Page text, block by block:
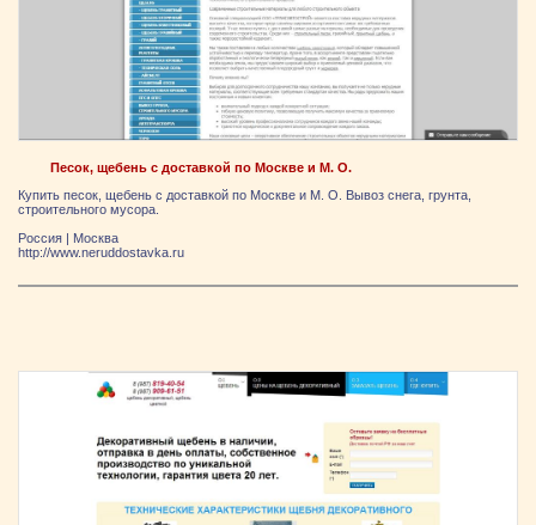
Песок, щебень с доставкой по Москве и М. О.
Купить песок, щебень с доставкой по Москве и М. О. Вывоз снега, грунта,
строительного мусора.
Россия | Москва
http://www.neruddostavka.ru